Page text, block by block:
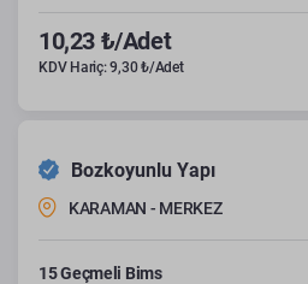
10,23 ₺/Adet
KDV Hariç: 9,30 ₺/Adet
Bozkoyunlu Yapı
KARAMAN - MERKEZ
15 Geçmeli Bims